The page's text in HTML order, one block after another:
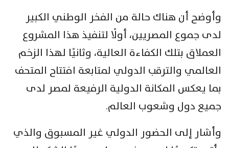
وأوضح أن هناك حالة من الفخر الوطني الكبير
لدى جموع المصريين، أولًا لتنفيذ هذا المشروع
العملاق بتلك الكفاءة العالية، وثانيًا لهذا الزخم
العالمي والترقب الدولي لمتابعة افتتاح المتحف
بما يعكس المكانة الدولية الرفيعة لمصر لدى
جميع دول وشعوب العالم.
وأشار إلى الحضور الدولي غير المسبوق والذي